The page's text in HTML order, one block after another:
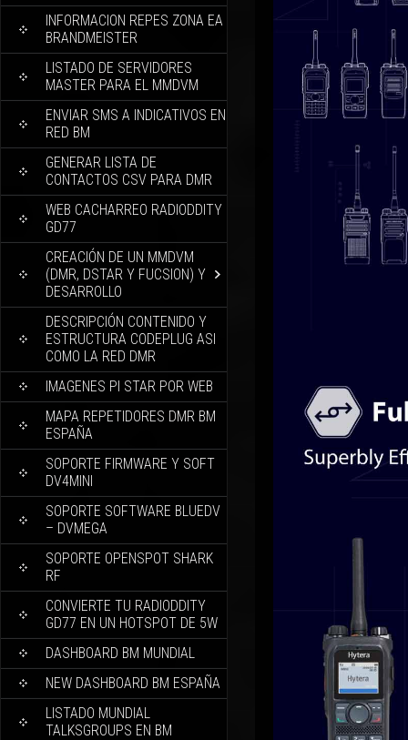
INFORMACION REPES ZONA EA
BRANDMEISTER
LISTADO DE SERVIDORES
MASTER PARA EL MMDVM
ENVIAR SMS A INDICATIVOS EN
RED BM
GENERAR LISTA DE
CONTACTOS CSV PARA DMR
WEB CACHARREO RADIODDITY
GD77
CREACIÓN DE UN MMDVM
(DMR, DSTAR Y FUCSION) Y
DESARROLLO
DESCRIPCIÓN CONTENIDO Y
ESTRUCTURA CODEPLUG ASI
COMO LA RED DMR
IMAGENES PI STAR POR WEB
MAPA REPETIDORES DMR BM
ESPAÑA
SOPORTE FIRMWARE Y SOFT
DV4MINI
SOPORTE SOFTWARE BLUEDV
– DVMEGA
SOPORTE OPENSPOT SHARK
RF
CONVIERTE TU RADIODDITY
GD77 EN UN HOTSPOT DE 5W
DASHBOARD BM MUNDIAL
NEW DASHBOARD BM ESPAÑA
LISTADO MUNDIAL
TALKSGROUPS EN BM